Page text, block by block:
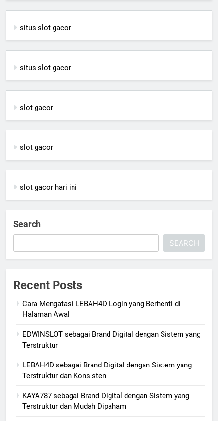
situs slot gacor
situs slot gacor
slot gacor
slot gacor
slot gacor hari ini
Search
SEARCH
Recent Posts
Cara Mengatasi LEBAH4D Login yang Berhenti di
Halaman Awal
EDWINSLOT sebagai Brand Digital dengan Sistem yang
Terstruktur
LEBAH4D sebagai Brand Digital dengan Sistem yang
Terstruktur dan Konsisten
KAYA787 sebagai Brand Digital dengan Sistem yang
Terstruktur dan Mudah Dipahami